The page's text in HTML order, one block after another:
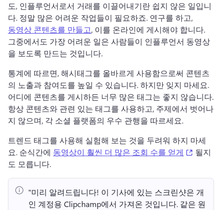
도, 인플루언서로서 거래를 이끌어내기란 쉽지 않은 일입니
다. 정말 많은 어려운 작업들이 필요하죠. 연구를 하고,
동영상 콘텐츠를 만들고, 이를 온라인에 게시해야 합니다.
그중에서도 가장 어려운 일은 사람들이 인플루언서 동영상
을 보도록 만드는 것입니다.
통계에 따르면, 해시태그를 올바르게 사용함으로써 콘텐츠
의 노출과 참여도를 높일 수 있습니다. 하지만 잊지 마세요.
어디에 콘텐츠를 게시하든 너무 많은 태그는 좋지 않습니다.
항상 콘텐츠와 관련 있는 태그를 사용하고, 주제에서 벗어나
지 않으며, 각 소셜 플랫폼의 우수 관행을 따르세요.
트렌드 태그를 사용해 실험해 보는 것을 두려워 하지 마세
요. 순식간에 동영상이 훨씬 더 많은 조회 수를 얻게 (opens
될지
도 모릅니다.
"미리 알려드립니다! 이 기사에 있는 스크린샷은 개
인 계정용 Clipchamp에서 가져온 것입니다. 같은 원